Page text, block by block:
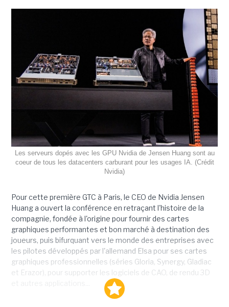
Les serveurs dopés avec les GPU Nvidia de Jensen Huang sont au
coeur de tous les datacenters carburant pour les usages IA. (Crédit
Nvidia)
Pour cette première GTC à Paris, le CEO de Nvidia Jensen
Huang a ouvert la conférence en retraçant l'histoire de la
compagnie, fondée à l'origine pour fournir des cartes
graphiques performantes et bon marché à destination des
joueurs, puis bifurquant vers le monde des entreprises avec
les pilotes développés par l'allemand Elsa pour ses cartes
graphiques professionnelles (séries Gloria, Synergy, Gladiac
et Erazor), pour supporter les logiciels de CAO, de rendu 3D